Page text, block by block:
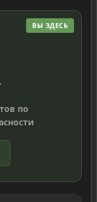
ВЫ ЗДЕСЬ
по